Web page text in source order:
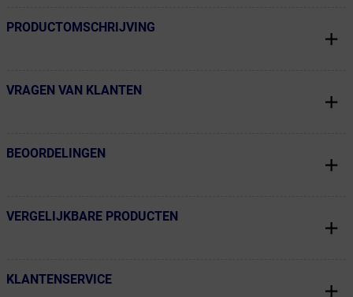
← Terug naar productnavigatie
PRODUCTOMSCHRIJVING
← Terug naar productnavigatie
VRAGEN VAN KLANTEN
← Terug naar productnavigatie
BEOORDELINGEN
← Terug naar productnavigatie
VERGELIJKBARE PRODUCTEN
← Terug naar productnavigatie
KLANTENSERVICE